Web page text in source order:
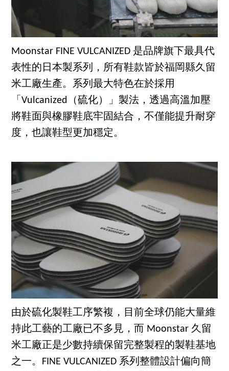
Moonstar FINE VULCANIZED 是品牌旗下最具代
表性的日本製系列，所有鞋款皆於福岡縣久留
米工廠生產。系列最大特色在於採用
「Vulcanized（硫化）」製法，透過高溫加壓
將鞋面與橡膠鞋底牢固結合，不僅能提升耐穿
度，也讓鞋型更加穩定。
由於硫化製鞋工序繁複，目前全球仍能大量維
持此工藝的工廠已不多見，而 Moonstar 久留
米工廠正是少數持續保留完整製程的製鞋基地
之一。FINE VULCANIZED 系列整體設計偏向簡